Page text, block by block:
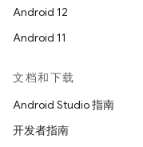
Android 12
Android 11
文档和下载
Android Studio 指南
开发者指南